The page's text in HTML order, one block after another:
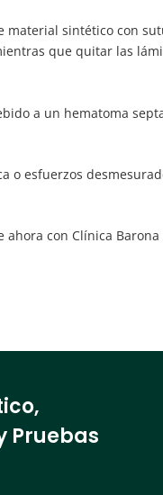
sintético con
que quitar las
a un hematoma
o esfuerzos
con Clínica
Pruebas